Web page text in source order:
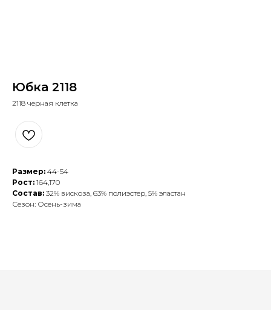
Юбка 2118
2118 черная клетка
Размер: 44-54
Рост: 164,170
Состав: 32% вискоза, 63% полиэстер, 5% эластан
Сезон: Осень-зима